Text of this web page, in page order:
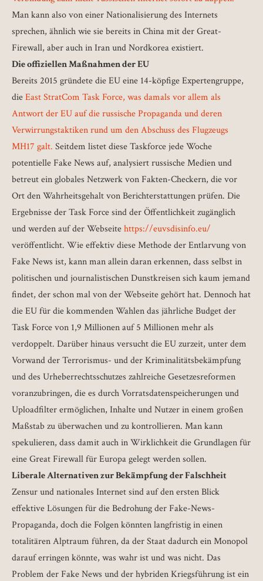
Man kann also von einer Nationalisierung des Internets
sprechen, ähnlich wie sie bereits in China mit der Great-
Firewall, aber auch in Iran und Nordkorea existiert.
Die offiziellen Maßnahmen der EU
Bereits 2015 gründete die EU eine 14-köpfige Expertengruppe,
dieEast StratCom Task Force, was damals vor allem als
Antwort der EU auf die russische Propaganda und deren
Verwirrungstaktiken rund um den Abschuss des Flugzeugs
MH17 galt. Seitdem listet diese Taskforce jede Woche
potentielle Fake News auf, analysiert russische Medien und
betreut ein globales Netzwerk von Fakten-Checkern, die vor
Ort den Wahrheitsgehalt von Berichterstattungen prüfen. Die
Ergebnisse der Task Force sind der Öffentlichkeit zugänglich
und werden auf der Webseitehttps://euvsdisinfo.eu/
veröffentlicht. Wie effektiv diese Methode der Entlarvung von
Fake News ist, kann man allein daran erkennen, dass selbst in
politischen und journalistischen Dunstkreisen sich kaum jemand
findet, der schon mal von der Webseite gehört hat. Dennoch hat
die EU für die kommenden Wahlen das jährliche Budget der
Task Force von 1,9 Millionen auf 5 Millionen mehr als
verdoppelt. Darüber hinaus versucht die EU zurzeit, unter dem
Vorwand der Terrorismus- und der Kriminalitätsbekämpfung
und des Urheberrechtsschutzes zahlreiche Gesetzesreformen
voranzubringen, die es durch Vorratsdatenspeicherungen und
Uploadfilter ermöglichen, Inhalte und Nutzer in einem großen
Maßstab zu überwachen und zu kontrollieren. Man kann
spekulieren, dass damit auch in Wirklichkeit die Grundlagen für
eine Great Firewall für Europa gelegt werden sollen.
Liberale Alternativen zur Bekämpfung der Falschheit
Zensur und nationales Internet sind auf den ersten Blick
effektive Lösungen für die Bedrohung der Fake-News-
Propaganda, doch die Folgen könnten langfristig in einen
totalitären Alptraum führen, da der Staat dadurch ein Monopol
darauf erringen könnte, was wahr ist und was nicht. Das
Problem der Fake News und der hybriden Kriegsführung ist ein